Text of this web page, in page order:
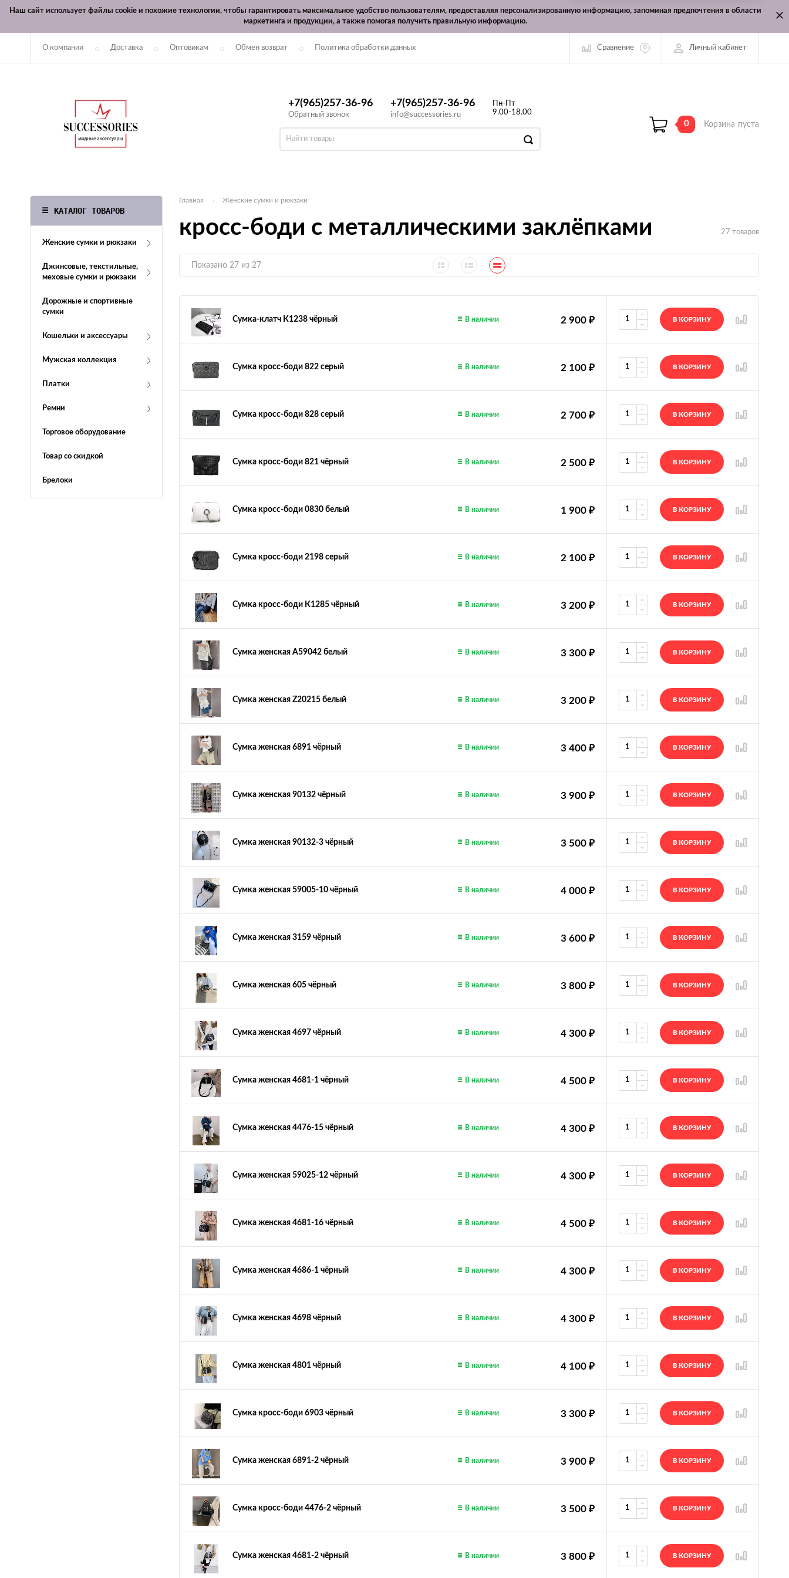
Наш сайт использует файлы cookie и похожие технологии, чтобы гарантировать максимальное удобство пользователям, предоставляя персонализированную информацию, запоминая предпочтения в области
маркетинга и продукции, а также помогая получить правильную информацию.
О компании Доставка Оптовикам Обмен возврат Политика обработки данных Сравнение 0 Личный кабинет
+7(965)257-36-96
Обратный звонок
+7(965)257-36-96
info@successories.ru
Пн-Пт
9.00-18.00
0 Корзина пуста
КАТАЛОГ ТОВАРОВ
Женские сумки и рюкзаки
Джинсовые, текстильные,
меховые сумки и рюкзаки
Дорожные и спортивные
сумки
Кошельки и аксессуары
Мужская коллекция
Платки
Ремни
Торговое оборудование
Товар со скидкой
Брелоки
Главная Женские сумки и рюкзаки
кросс-боди с металлическими заклёпками 27 товаров
Показано 27 из 27
Сумка-клатч К1238 чёрный 2 900 ₽
В наличии В КОРЗИНУ
Сумка кросс-боди 822 серый 2 100 ₽
В наличии В КОРЗИНУ
Сумка кросс-боди 828 серый 2 700 ₽
В наличии В КОРЗИНУ
Сумка кросс-боди 821 чёрный 2 500 ₽
В наличии В КОРЗИНУ
Сумка кросс-боди 0830 белый 1 900 ₽
В наличии В КОРЗИНУ
Сумка кросс-боди 2198 серый 2 100 ₽
В наличии В КОРЗИНУ
Сумка кросс-боди К1285 чёрный 3 200 ₽
В наличии В КОРЗИНУ
Сумка женская А59042 белый 3 300 ₽
В наличии В КОРЗИНУ
Сумка женская Z20215 белый 3 200 ₽
В наличии В КОРЗИНУ
Сумка женская 6891 чёрный 3 400 ₽
В наличии В КОРЗИНУ
Сумка женская 90132 чёрный 3 900 ₽
В наличии В КОРЗИНУ
Сумка женская 90132-3 чёрный 3 500 ₽
В наличии В КОРЗИНУ
Сумка женская 59005-10 чёрный 4 000 ₽
В наличии В КОРЗИНУ
Сумка женская 3159 чёрный 3 600 ₽
В наличии В КОРЗИНУ
Сумка женская 605 чёрный 3 800 ₽
В наличии В КОРЗИНУ
Сумка женская 4697 чёрный 4 300 ₽
В наличии В КОРЗИНУ
Сумка женская 4681-1 чёрный 4 500 ₽
В наличии В КОРЗИНУ
Сумка женская 4476-15 чёрный 4 300 ₽
В наличии В КОРЗИНУ
Сумка женская 59025-12 чёрный 4 300 ₽
В наличии В КОРЗИНУ
Сумка женская 4681-16 чёрный 4 500 ₽
В наличии В КОРЗИНУ
Сумка женская 4686-1 чёрный 4 300 ₽
В наличии В КОРЗИНУ
Сумка женская 4698 чёрный 4 300 ₽
В наличии В КОРЗИНУ
Сумка женская 4801 чёрный 4 100 ₽
В наличии В КОРЗИНУ
Сумка кросс-боди 6903 чёрный 3 300 ₽
В наличии В КОРЗИНУ
Сумка женская 6891-2 чёрный 3 900 ₽
В наличии В КОРЗИНУ
Сумка кросс-боди 4476-2 чёрный 3 500 ₽
В наличии В КОРЗИНУ
Сумка женская 4681-2 чёрный 3 800 ₽
В наличии В КОРЗИНУ